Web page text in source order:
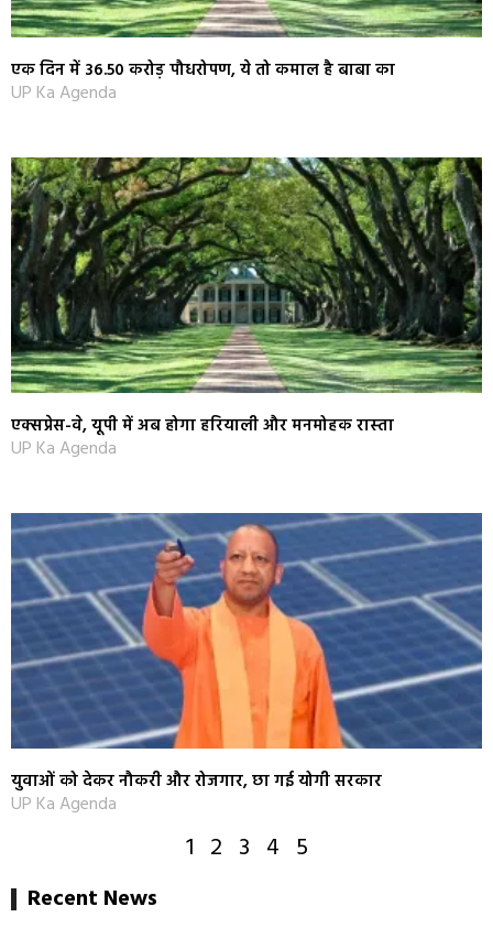
एक दिन में 36.50 करोड़ पौधरोपण, ये तो कमाल है बाबा का
UP Ka Agenda
एक्सप्रेस-वे, यूपी में अब होगा हरियाली और मनमोहक रास्‍ता
UP Ka Agenda
युवाओं को देकर नौकरी और रोजगार, छा गई योगी सरकार
UP Ka Agenda
1 2 3 4 5
Recent News